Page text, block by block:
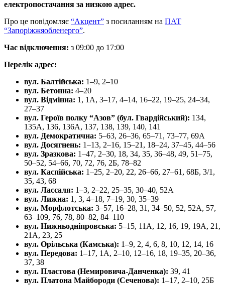
електропостачання за низкою адрес.​
Про це повідомляє “Акцент” з посиланням на ПАТ
“Запоріжжяобленерго”.
Час відключення: з 09:00 до 17:00​
Перелік адрес:
вул. Балтійська: 1–9, 2–10
вул. Бетонна: 4–20
вул. Відмінна: 1, 1А, 3–17, 4–14, 16–22, 19–25, 24–34,
27–37
вул. Героїв полку “Азов” (бул. Гвардійський): 134,
135А, 136, 136А, 137, 138, 139, 140, 141
вул. Демократична: 5–63, 26–36, 65–71, 73–77, 69А
вул. Досягнень: 1–13, 2–16, 15–21, 18–24, 37–45, 44–56
вул. Зразкова: 1–47, 2–30, 18, 34, 35, 36–48, 49, 51–75,
50–52, 54–66, 70, 72, 76, 2Б, 78–82
вул. Каспійська: 1–25, 2–20, 22, 26–66, 27–61, 68Б, 3/1,
35, 43, 68
вул. Лассаля: 1–3, 2–22, 25–35, 30–40, 52А
вул. Лижна: 1, 3, 4–18, 7–19, 30, 35–39
вул. Морфлотська: 3–57, 16–28, 31, 34–50, 52, 52А, 57,
63–109, 76, 78, 80–82, 84–110
вул. Нижньодніпровська: 5–15, 11А, 12, 16, 19, 19А, 21,
21А, 23, 25
вул. Орільська (Камська): 1–9, 2, 4, 6, 8, 10, 12, 14, 16
вул. Передова: 1–17, 1А, 2–10, 12–16, 18, 19–35, 20–36,
37, 38
вул. Пластова (Немировича-Данченка): 39, 41
вул. Платона Майбороди (Сеченова): 1–17, 2–10, 25Б